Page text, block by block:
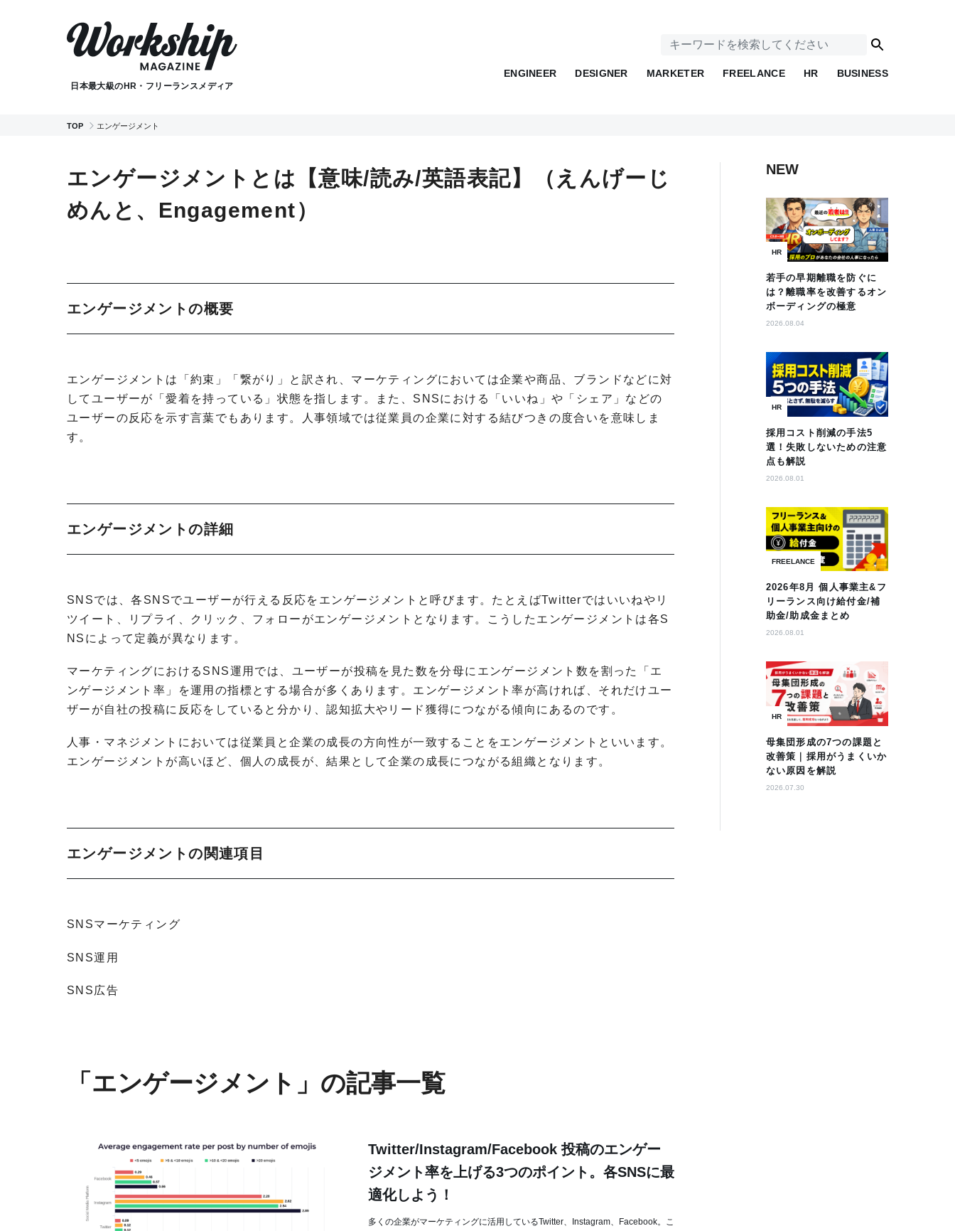
日本最大級のHR・フリーランスメディア
ENGINEER DESIGNER MARKETER FREELANCE HR BUSINESS
TOP エンゲージメント
エンゲージメントとは【意味/読み/英語表記】（えんげーじ
めんと、Engagement）
エンゲージメントの概要
エンゲージメントは「約束」「繋がり」と訳され、マーケティングにおいては企業や商品、ブランドなどに対
してユーザーが「愛着を持っている」状態を指します。また、SNSにおける「いいね」や「シェア」などの
ユーザーの反応を示す言葉でもあります。人事領域では従業員の企業に対する結びつきの度合いを意味しま
す。
エンゲージメントの詳細
SNSでは、各SNSでユーザーが行える反応をエンゲージメントと呼びます。たとえばTwitterではいいねやリ
ツイート、リプライ、クリック、フォローがエンゲージメントとなります。こうしたエンゲージメントは各S
NSによって定義が異なります。
マーケティングにおけるSNS運用では、ユーザーが投稿を見た数を分母にエンゲージメント数を割った「エ
ンゲージメント率」を運用の指標とする場合が多くあります。エンゲージメント率が高ければ、それだけユー
ザーが自社の投稿に反応をしていると分かり、認知拡大やリード獲得につながる傾向にあるのです。
人事・マネジメントにおいては従業員と企業の成長の方向性が一致することをエンゲージメントといいます。
エンゲージメントが高いほど、個人の成長が、結果として企業の成長につながる組織となります。
エンゲージメントの関連項目
SNSマーケティング
SNS運用
SNS広告
「エンゲージメント」の記事一覧
Twitter/Instagram/Facebook 投稿のエンゲー
ジメント率を上げる3つのポイント。各SNSに最
適化しよう！
多くの企業がマーケティングに活用しているTwitter、Instagram、Facebook。こ
NEW
HR
若手の早期離職を防ぐに
は？離職率を改善するオン
ボーディングの極意
2026.08.04
HR
採用コスト削減の手法5
選！失敗しないための注意
点も解説
2026.08.01
FREELANCE
2026年8月 個人事業主&フ
リーランス向け給付金/補
助金/助成金まとめ
2026.08.01
HR
母集団形成の7つの課題と
改善策｜採用がうまくいか
ない原因を解説
2026.07.30